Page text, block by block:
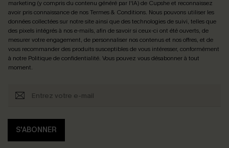
marketing (y compris du contenu généré par l'IA) de Cupshe et reconnaissez
avoir pris connaissance de nosTermes & Conditions. Nous pouvons utiliser les
données collectées sur notre site ainsi que des technologies de suivi, telles que
des pixels intégrés à nos e-mails, afin de savoir si ceux-ci ont été ouverts, de
mesurer votre engagement, de personnaliser nos contenus et nos offres, et de
vous recommander des produits susceptibles de vous intéresser, conformément
à notre Politique de confidentialité. Vous pouvez vous désabonner à tout
moment.
S'ABONNER